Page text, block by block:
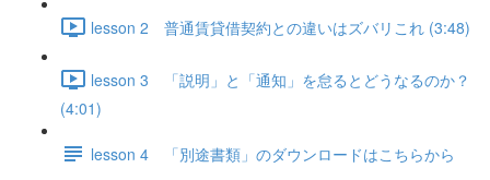
lesson 2 普通賃貸借契約との違いはズバリこれ (3:48)
lesson 3 「説明」と「通知」を怠るとどうなるのか？
(4:01)
lesson 4 「別途書類」のダウンロードはこちらから